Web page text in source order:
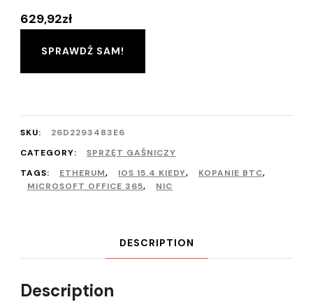
629,92zł
SPRAWDŹ SAM!
SKU:
26D2293483E6
CATEGORY:
SPRZĘT GAŚNICZY
TAGS:
ETHERUM, IOS 15.4 KIEDY, KOPANIE BTC,
MICROSOFT OFFICE 365, NIC
DESCRIPTION
Description